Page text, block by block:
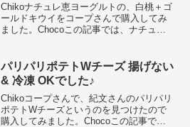
Chikoナチュレ恵ヨーグルトの、白桃＋ゴ
ールドキウイをコープさんで購入してみ
ました。Chocoこの記事では、ナチュレ
について紹介するよ！お買い得アイテム
が大集合！買...
パリパリポテトWチーズ 揚げない
& 冷凍 OKでした♪
Chikoコープさんで、紀文さんのパリパリ
ポテトWチーズというのを見つけたので
購入してみました。Chocoこの記事で